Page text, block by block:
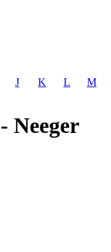
J K L M
Neeger